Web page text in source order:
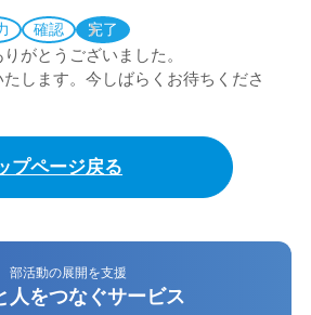
確認 完了
がとうございました。
します。今しばらくお待ちくださ
プページ戻る
部活動の展開を支援
人をつなぐサービス